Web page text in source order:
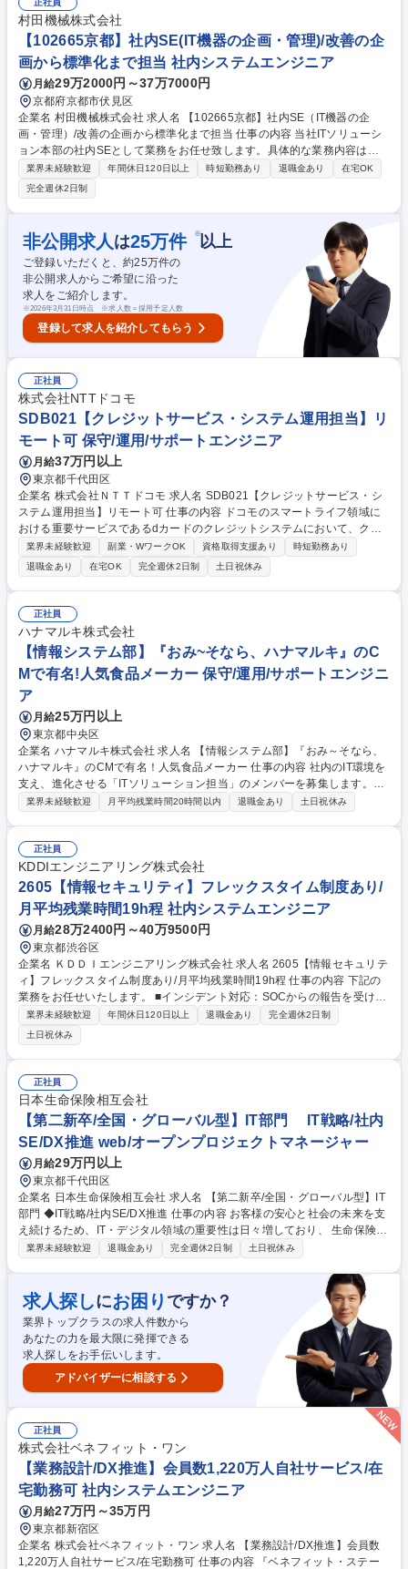
て行う業務復旧後の振り返り支援業務 など 募集職種 ITP007【SMO担
当】情報システム/運用統制支援/リモート可
正社員
村田機械株式会社
【102665京都】社内SE(IT機器の企画・管理)/改善の企
画から標準化まで担当 社内システムエンジニア
月給29万2000円～37万7000円
京都府京都市伏見区
企業名 村田機械株式会社 求人名 【102665京都】社内SE（IT機器の企
画・管理）/改善の企画から標準化まで担当 仕事の内容 当社ITソリューシ
ョン本部の社内SEとして業務をお任せ致します。具体的な業務内容は下
記の通りです。 ◆IT資産ライフサイクル管理:PC・端末・周辺機器等のIT
資産に関する 全社的な管理方針の策定/導入から更新、廃棄までのライフ
サイクル管理の計画立案と改善◆共通業務アプリケーションの運用統括:Of
fice365等、全社共通業務アプリケーションの運用方針策定および管理/バ
ージョン更新や機能導入に関する影響整理・導入計画の立案◆エンドポイ
ントセキュリティ強化:セキュリティパッチ適用の徹底/Office365テナント
のセキュリティ対策強化 募集職種 【102665京都】社内SE（IT機器の企
画・管理）/改善の企画から標準化まで担当
業界未経験歓迎 年間休日120日以上 時短勤務あり 退職金あり
在宅OK
完全週休2日制
非公開求人 は25万件 ※以上
ご登録いただくと、約25万件の
非公開求人からご希望に沿った
求人をご紹介します。
※2026年3月31日時点 ※求人数＝採用予定人数
登録して求人を紹介してもらう
正社員
株式会社NTTドコモ
SDB021【クレジットサービス・システム運用担当】リ
モート可 保守/運用/サポートエンジニア
月給37万円以上
東京都千代田区
企業名 株式会社ＮＴＴドコモ 求人名 SDB021【クレジットサービス・シ
ステム運用担当】リモート可 仕事の内容 ドコモのスマートライフ領域に
おける重要サービスであるdカードのクレジットシステムにおいて、クレ
ジットシステム運用業務を中心に下記業務をお任せします。 【具体的な業
務内容】 ■サービス/システム安定に向けた運用業務推進 ■サービス監視/R
PAツールなどの活用によるプロアクティブな運用の実現 ■新規開発に伴う
運用設計～構築 ■社内外ステークホルダと連携した運用改善推進 等 募集
職種 SDB021【クレジットサービス・システム運用担当】リモート可
業界未経験歓迎 副業・WワークOK 資格取得支援あり
時短勤務あり
退職金あり
在宅OK 完全週休2日制 土日祝休み
正社員
ハナマルキ株式会社
【情報システム部】『おみ~そなら、ハナマルキ』のC
Mで有名!人気食品メーカー 保守/運用/サポートエンジニ
ア
月給25万円以上
東京都中央区
企業名 ハナマルキ株式会社 求人名 【情報システム部】『おみ～そなら、
ハナマルキ』のCMで有名！人気食品メーカー 仕事の内容 社内のIT環境を
支え、進化させる「ITソリューション担当」のメンバーを募集します。
「AIやITで未来の働き方をつくる」というモットーのもと、以下の役割を
等、IT環境の構築・整備 ・情報セキュリティ： 技術的な対策（システム
構築・監視）と組織的な安全対策 ・IT相談窓口：従業員からのITに関する
問い合わせ対応（ヘルプデスク） ・次世代の働き方改革：AIやRPAを業務
効率化の企画・導入 募集職種 【情報システム部】『おみ～そなら、ハナ
マルキ』のCMで有名！人気食品メーカー
業界未経験歓迎 月平均残業時間20時間以内 退職金あり 土日祝休み
正社員
KDDIエンジニアリング株式会社
2605【情報セキュリティ】フレックスタイム制度あり/
月平均残業時間19h程 社内システムエンジニア
月給28万2400円～40万9500円
東京都渋谷区
企業名 ＫＤＤＩエンジニアリング株式会社 求人名 2605【情報セキュリテ
ィ】フレックスタイム制度あり/月平均残業時間19h程 仕事の内容 下記の
業務をお任せいたします。 ■インシデント対応：SOCからの報告を受けて
対応方針を決定し対応を主導(システム停止/復旧対応/原因究明/再発防止)
■セキュリティ対策：サイバー攻撃を想定した物理的セキュリティ対策の
実施 ■セキュリティログ常時監視：ログやアラートをリアルタイムで確認
し、不審な活動や潜在的な脅威を検出 ■脅威の分析とインシデントの検
知：ファイアウォール、IDS/IPS、EDRなどのセキュリティ機器やシステ
ムからログを収集・相関分析し、潜在的な脅威を可視化 ※勤務条件備考欄
へ続く 募集職種 2605【情報セキュリティ】フレックスタイム制度あり/月
平均残業時間19h程
業界未経験歓迎 年間休日120日以上 退職金あり
完全週休2日制
土日祝休み
正社員
日本生命保険相互会社
【第二新卒/全国・グローバル型】IT部門 IT戦略/社内
SE/DX推進 web/オープンプロジェクトマネージャー
月給29万円以上
東京都千代田区
企業名 日本生命保険相互会社 求人名 【第二新卒/全国・グローバル型】IT
部門 ◆IT戦略/社内SE/DX推進 仕事の内容 お客様の安心と社会の未来を支
え続けるため、IT・デジタル領域の重要性は日々増しており、 生命保険は
もちろんのこと、資産運用や海外事業など、あらゆる部署にITの活躍フィ
年金・資産運用等のIT企画・設計・開発業務に従事いただきます。システ
ム開発プロジェクトにおいて、ユーザーサイドとして開発マネジメントや
要件定義、UATを担当。将来的には、大規模プロジェクトのPMや全社ITの
企画・管理、DX推進といった職務も担っていただきます。 募集職種 【第
二新卒/全国・グローバル型】IT部門 ◆IT戦略/社内SE/DX推進
業界未経験歓迎 退職金あり 完全週休2日制 土日祝休み
求人探しにお困り ですか？
業界トップクラスの求人件数から
あなたの力を最大限に発揮できる
求人探しをお手伝いします。
アドバイザーに相談する
正社員
株式会社ベネフィット・ワン
【業務設計/DX推進】会員数1,220万人自社サービス/在
宅勤務可 社内システムエンジニア
月給27万円～35万円
東京都新宿区
企業名 株式会社ベネフィット・ワン 求人名 【業務設計/DX推進】会員数
1,220万人自社サービス/在宅勤務可 仕事の内容 『ベネフィット・ステー